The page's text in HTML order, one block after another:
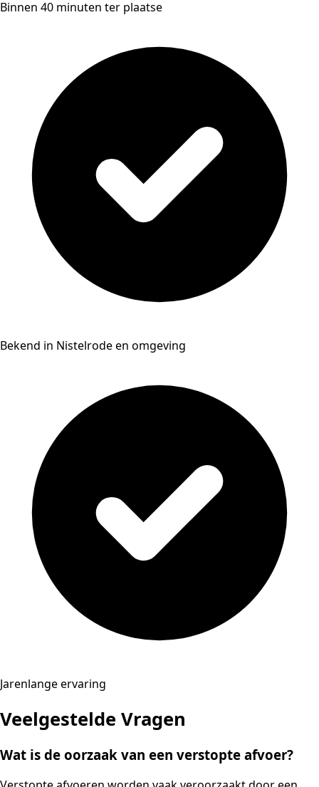
Binnen 40 minuten ter plaatse
Bekend in Nistelrode en omgeving
Jarenlange ervaring
Veelgestelde Vragen
Wat is de oorzaak van een verstopte afvoer?